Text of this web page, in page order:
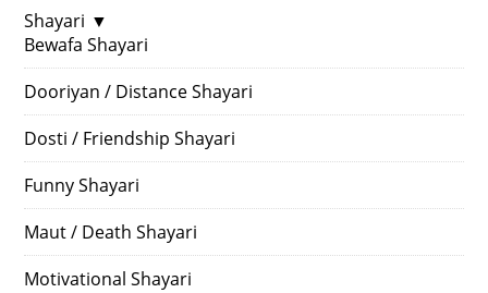
Shayari ▼
Bewafa Shayari
Dooriyan / Distance Shayari
Dosti / Friendship Shayari
Funny Shayari
Maut / Death Shayari
Motivational Shayari